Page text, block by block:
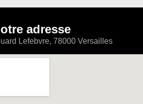
adresse
Lefebvre, 78000 Versailles